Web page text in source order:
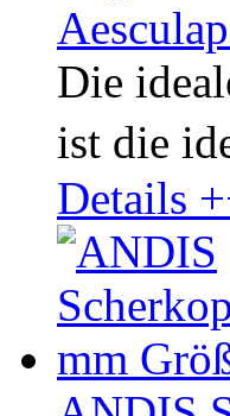
Die
ist die
Details